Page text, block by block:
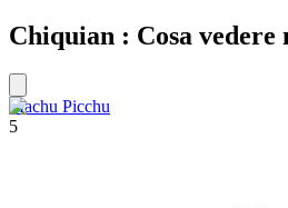
Chiquian : Cosa
Machu Picchu
5